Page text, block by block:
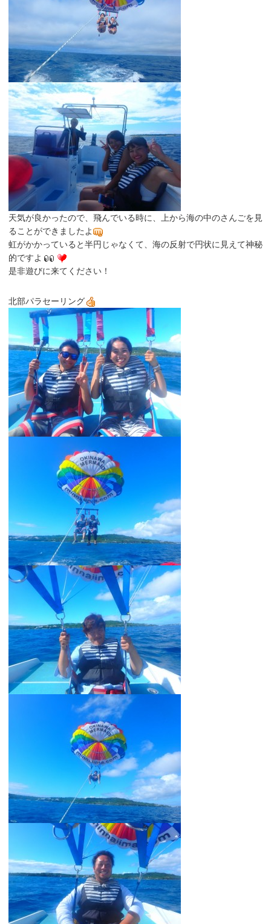
天気が良かったので、飛んでいる時に、上から海の中のさんごを見
ることができましたよ
虹がかかっていると半円じゃなくて、海の反射で円状に見えて神秘
的ですよ
是非遊びに来てください！
北部パラセーリング